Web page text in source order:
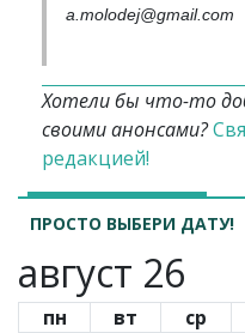
a.molodej@gmail.com
Хотели бы что-то
своими анонсами?
редакцией!
ПРОСТО ВЫБЕРИ ДАТУ!
август 26
пн вт ср